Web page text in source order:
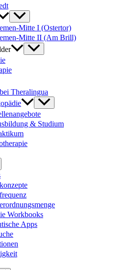
Mitte I (Ostertor)
Mitte II (Am Brill)
Theralingua
& Studium
Workbooks
Apps